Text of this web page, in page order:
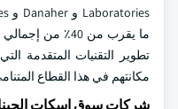
ما يقرب من 40٪
تطوير التقنيات المتقدمة
مكانتهم في هذا القطاع
شركات سوق إسكات